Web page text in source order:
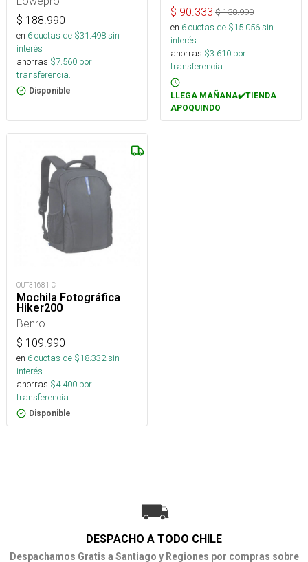
$ 188.990
en 6cuotas de $31.498sin
interés
ahorras $7.560 por
transferencia.
Disponible
$ 90.333 $138.990
en 6cuotas de $15.056sin
interés
ahorras $3.610 por
transferencia.
LLEGA MAÑANA✔️TIENDA
APOQUINDO
OUT31681-C
Mochila Fotográfica
Hiker200
Benro
$ 109.990
en 6cuotas de $18.332sin
interés
ahorras $4.400 por
transferencia.
Disponible
DESPACHO A TODO CHILE
Despachamos Gratis a Santiago y Regiones por compras sobre